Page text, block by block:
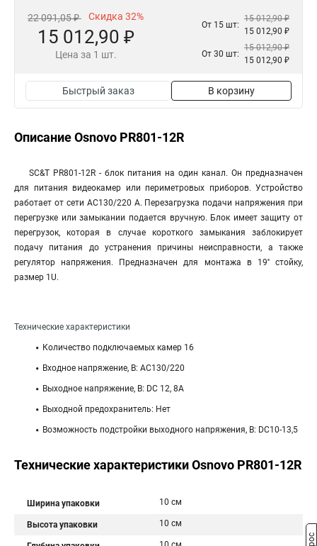
22 091,05 ₽ Скидка 32%
15 012,90 ₽
Цена за 1 шт.
От 15 шт:
15 012,90 ₽
15 012,90 ₽
От 30 шт:
15 012,90 ₽
15 012,90 ₽
Быстрый заказ В корзину
Описание Osnovo PR801-12R
SC&T PR801-12R - блок питания на один канал. Он предназначен
для питания видеокамер или периметровых приборов. Устройство
работает от сети AC130/220 А. Перезагрузка подачи напряжения при
перегрузке или замыкании подается вручную. Блок имеет защиту от
перегрузок, которая в случае короткого замыкания заблокирует
подачу питания до устранения причины неисправности, а также
регулятор напряжения. Предназначен для монтажа в 19'' стойку,
размер 1U.
Технические характеристики
Количество подключаемых камер 16
Входное напряжение, В: AC130/220
Выходное напряжение, В: DС 12, 8A
Выходной предохранитель: Нет
Возможность подстройки выходного напряжения, В: DC10-13,5
Технические характеристики Osnovo PR801-12R
Ширина упаковки 10 см
Высота упаковки 10 см